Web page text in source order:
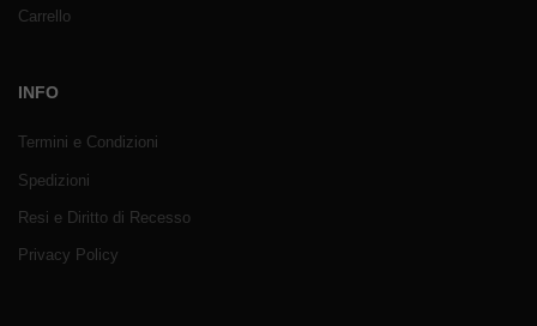
Carrello
INFO
Termini e Condizioni
Spedizioni
Resi e Diritto di Recesso
Privacy Policy